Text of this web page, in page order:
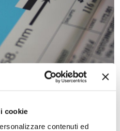
cookie
contenuti ed